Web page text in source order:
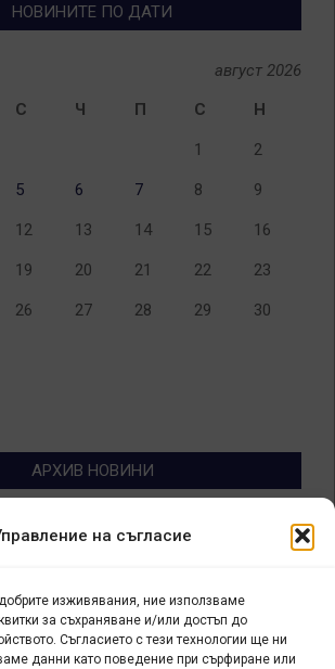
на съгласие
изживявания, ние използваме
за съхраняване и/или достъп до
Съгласието с тези технологии ще ни
данни като поведение при сърфиране или
НОВИНИТЕ ПО ДАТИ
август 2026
С Ч П С Н
1 2
5 6 7 8 9
12 13 14 15 16
19 20 21 22 23
26 27 28 29 30
АРХИВ НОВИНИ
БИЗНЕС
– магазин за изкуство